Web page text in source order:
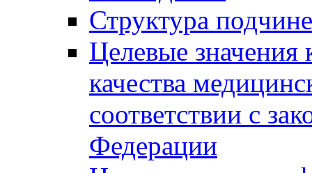
Структура
Целевые значения
качества
соответствии с
Федерации